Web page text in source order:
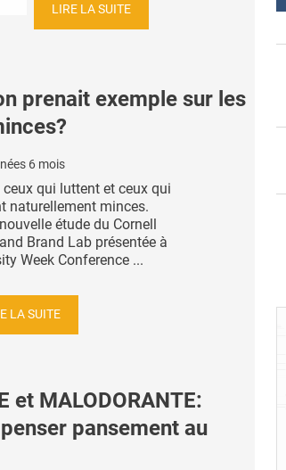
LIRE LA SUITE
prenait exemple sur les
6 mois
ceux qui luttent et ceux qui
naturellement minces.
étude du Cornell
Brand Lab présentée à
Week Conference ...
LA SUITE
et MALODORANTE:
pansement au